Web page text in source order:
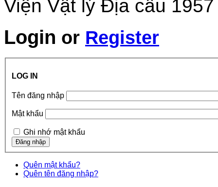
Viện Vật lý Địa cầu
Login or Register
LOG IN
Tên đăng nhập
Mật khẩu
Ghi nhớ mật khẩu
Quên mật khẩu?
Quên tên đăng nhập?